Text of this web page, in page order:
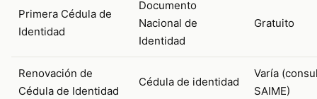
Primera Cédula de
Identidad
Documento
Nacional de
Identidad
Gratuito
Renovación de
Cédula de Identidad
Cédula de identidad
Varía
SAIME)